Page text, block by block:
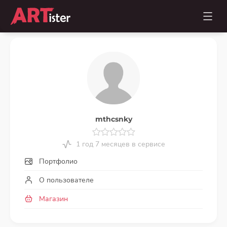
mthcsnky
1 год 7 месяцев в сервисе
Портфолио
О пользователе
Магазин